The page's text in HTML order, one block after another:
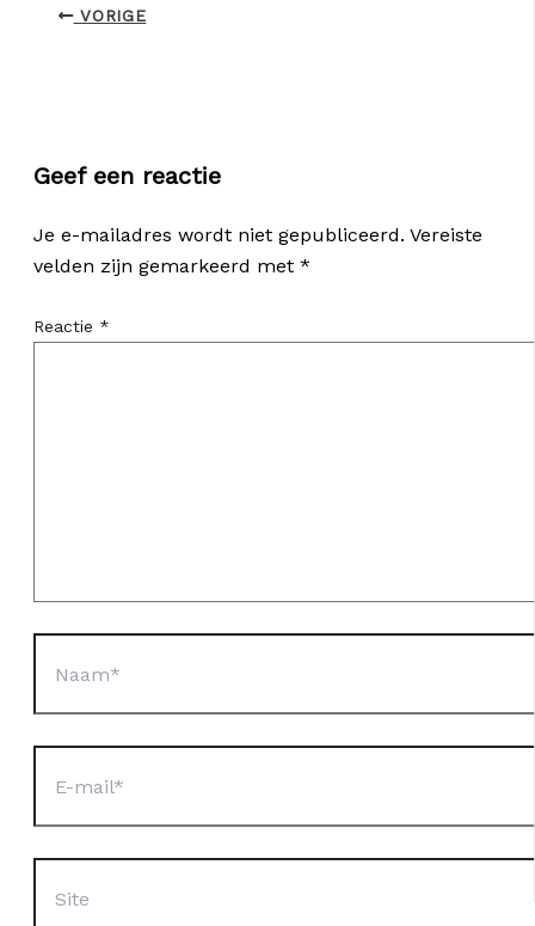
VORIGE
Geef een reactie
Je e-mailadres wordt niet gepubliceerd. Vereiste
velden zijn gemarkeerd met *
Reactie *
mail*